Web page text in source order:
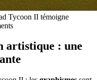
Tycoon II témoigne
artistique : une